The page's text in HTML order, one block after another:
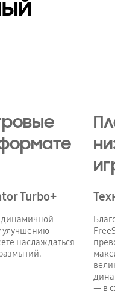
Turbo+
динамичной
улучшению
наслаждаться
— в